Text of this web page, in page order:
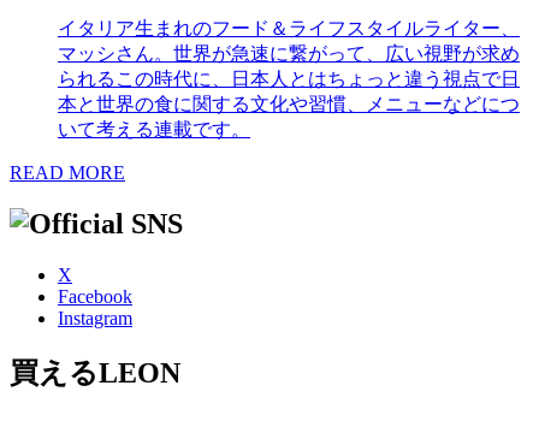
イタリア生まれのフード＆ライフスタイルライター、
マッシさん。世界が急速に繋がって、広い視野が求め
られるこの時代に、日本人とはちょっと違う視点で日
本と世界の食に関する文化や習慣、メニューなどにつ
いて考える連載です。
READ MORE
X
Facebook
Instagram
買えるLEON